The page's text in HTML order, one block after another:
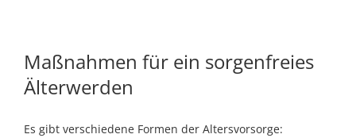
Maßnahmen für ein sorgenfreies
Älterwerden
Es gibt verschiedene Formen der Altersvorsorge: